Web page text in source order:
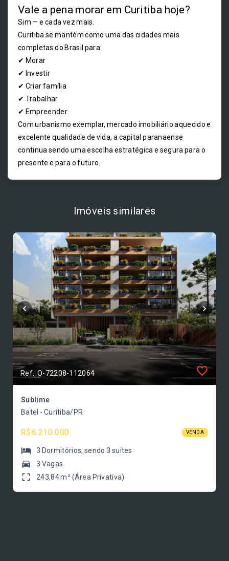
Vale a pena morar em Curitiba hoje?
Sim — e cada vez mais.
Curitiba se mantém como uma das cidades mais
completas do Brasil para:
✔ Morar
✔ Investir
✔ Criar família
✔ Trabalhar
✔ Empreender
Com urbanismo exemplar, mercado imobiliário aquecido e
excelente qualidade de vida, a capital paranaense
continua sendo uma escolha estratégica e segura para o
presente e para o futuro.
Imóveis similares
Ref.: O-72208-112064
Sublime
Batel - Curitiba/PR
R$6.210.000 VENDA
3 Dormitórios, sendo3 suítes
3 Vagas
243,84 m² (Área Privativa)